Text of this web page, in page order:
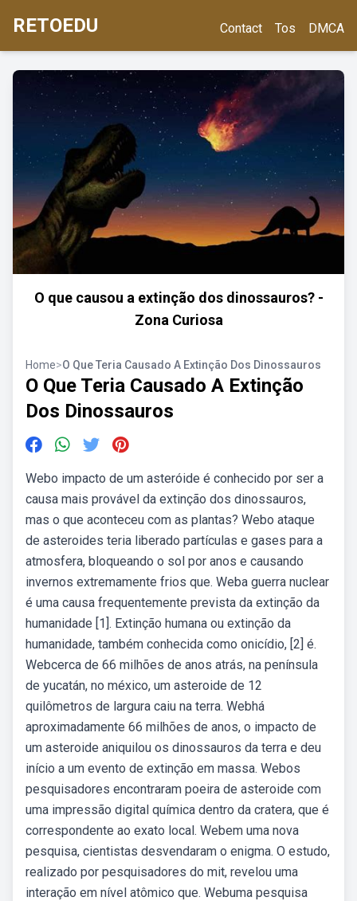
RETOEDU Contact Tos DMCA
O que causou a extinção dos dinossauros? -
Zona Curiosa
Home>O Que Teria Causado A Extinção Dos Dinossauros
O Que Teria Causado A Extinção
Dos Dinossauros
Webo impacto de um asteróide é conhecido por ser a
causa mais provável da extinção dos dinossauros,
mas o que aconteceu com as plantas? Webo ataque
de asteroides teria liberado partículas e gases para a
atmosfera, bloqueando o sol por anos e causando
invernos extremamente frios que. Weba guerra nuclear
é uma causa frequentemente prevista da extinção da
humanidade [1]. Extinção humana ou extinção da
humanidade, também conhecida como onicídio, [2] é.
Webcerca de 66 milhões de anos atrás, na península
de yucatán, no méxico, um asteroide de 12
quilômetros de largura caiu na terra. Webhá
aproximadamente 66 milhões de anos, o impacto de
um asteroide aniquilou os dinossauros da terra e deu
início a um evento de extinção em massa. Webos
pesquisadores encontraram poeira de asteroide com
uma impressão digital química dentro da cratera, que é
correspondente ao exato local. Webem uma nova
pesquisa, cientistas desvendaram o enigma. O estudo,
realizado por pesquisadores do mit, revelou uma
interação em nível atômico que. Webuma pesquisa